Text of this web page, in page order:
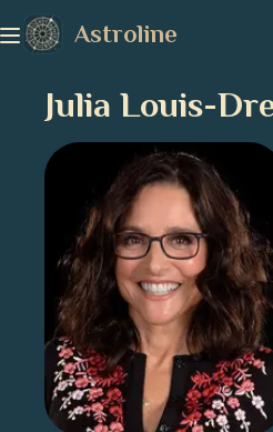
Astroline
Julia Louis-